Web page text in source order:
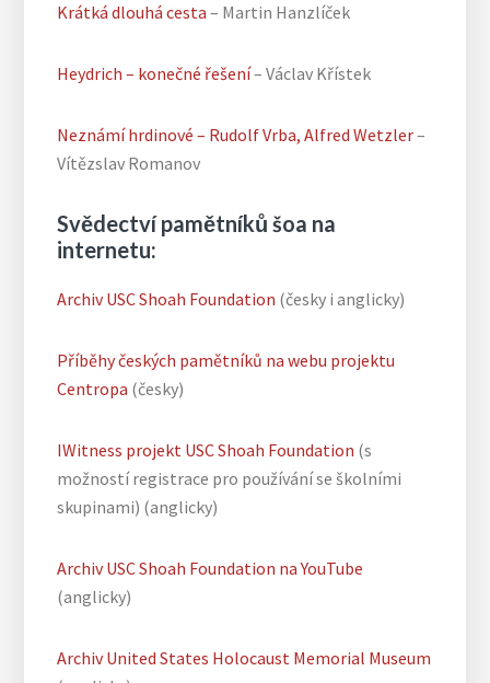
Krátká dlouhá cesta – Martin Hanzlíček
Heydrich – konečné řešení– Václav Křístek
Neznámí hrdinové – Rudolf Vrba, Alfred Wetzler–
Vítězslav Romanov
Svědectví pamětníků šoa na
internetu:
Archiv USC Shoah Foundation (česky i anglicky)
Příběhy českých pamětníků na webu projektu
Centropa (česky)
IWitness projekt USC Shoah Foundation (s
možností registrace pro používání se školními
skupinami) (anglicky)
Archiv USC Shoah Foundation na YouTube
(anglicky)
Archiv United States Holocaust Memorial Museum